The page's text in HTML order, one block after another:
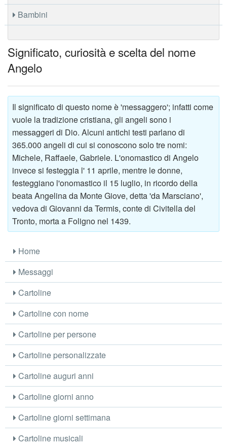
Bambini
Significato, curiosità e scelta del nome
Angelo
Il significato di questo nome è 'messaggero'; infatti come
vuole la tradizione cristiana, gli angeli sono i
messaggeri di Dio. Alcuni antichi testi parlano di
365.000 angeli di cui si conoscono solo tre nomi:
Michele, Raffaele, Gabriele. L'onomastico di Angelo
invece si festeggia l' 11 aprile, mentre le donne,
festeggiano l'onomastico il 15 luglio, in ricordo della
beata Angelina da Monte Giove, detta 'da Marsciano',
vedova di Giovanni da Termis, conte di Civitella del
Tronto, morta a Foligno nel 1439.
Home
Messaggi
Cartoline
Cartoline con nome
Cartoline per persone
Cartoline personalizzate
Cartoline auguri anni
Cartoline giorni anno
Cartoline giorni settimana
Cartoline musicali